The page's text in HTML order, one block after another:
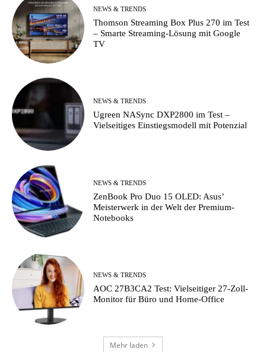
NEWS & TRENDS
Thomson Streaming Box Plus 270 im Test
– Smarte Streaming-Lösung mit Google
TV
NEWS & TRENDS
Ugreen NASync DXP2800 im Test –
Vielseitiges Einstiegsmodell mit Potenzial
NEWS & TRENDS
ZenBook Pro Duo 15 OLED: Asus’
Meisterwerk in der Welt der Premium-
Notebooks
NEWS & TRENDS
AOC 27B3CA2 Test: Vielseitiger 27-Zoll-
Monitor für Büro und Home-Office
Mehr laden